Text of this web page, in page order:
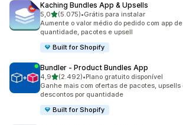
Kaching Bundles App & Upsells
5,0de 5 estrelas
(5.075)
5075 avaliações ao todo
•Grátis para instalar
Aumente o valor médio do pedido com app
quantidade, pacotes e upsell
Built for Shopify
Bundler ‑ Product Bundles App
4,9de 5 estrelas
(2.492)
2492 avaliações ao todo
•Plano gratuito disponível
Ganhe mais com ofertas de pacotes,
descontos por quantidade
Built for Shopify